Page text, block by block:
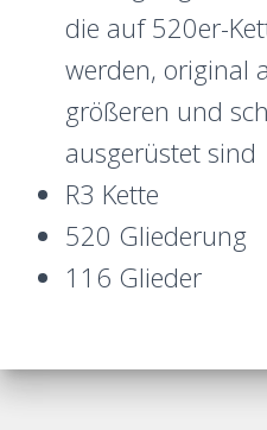
die auf 520er-
werden, original
größeren und
ausgerüstet sind
R3 Kette
520 Gliederung
116 Glieder